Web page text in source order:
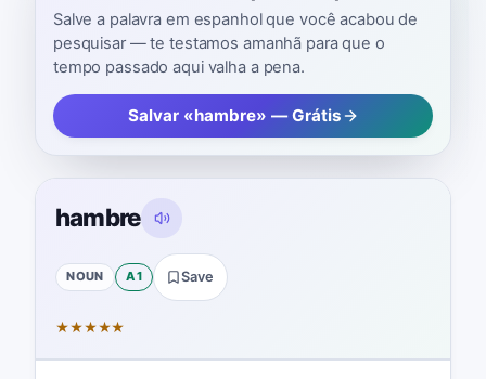
Salve a palavra em espanhol que você acabou de
pesquisar — te testamos amanhã para que o
tempo passado aqui valha a pena.
Salvar «hambre» — Grátis
hambre
NOUN A1 Save
★★★★★